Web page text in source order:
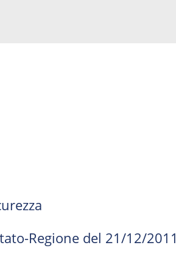
Regione del 21/12/2011